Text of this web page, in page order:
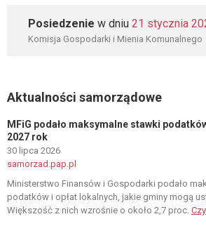
Posiedzenie w dniu 21 stycznia
Komisja Gospodarki i Mienia Komunalnego
Aktualności samorządowe
MFiG podało maksymalne stawki
2027 rok
30 lipca 2026
samorzad.pap.pl
Ministerstwo Finansów i Gospodarki podało
podatków i opłat lokalnych, jakie gminy mogą
Większość z nich wzrośnie o około 2,7 proc.